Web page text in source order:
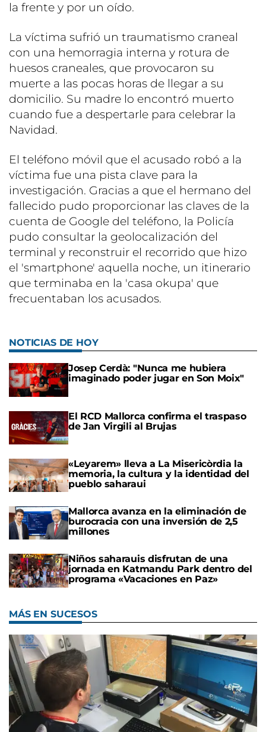
la frente y por un oído.
La víctima sufrió un traumatismo craneal
con una hemorragia interna y rotura de
huesos craneales, que provocaron su
muerte a las pocas horas de llegar a su
domicilio. Su madre lo encontró muerto
cuando fue a despertarle para celebrar la
Navidad.
El teléfono móvil que el acusado robó a la
víctima fue una pista clave para la
investigación. Gracias a que el hermano del
fallecido pudo proporcionar las claves de la
cuenta de Google del teléfono, la Policía
pudo consultar la geolocalización del
terminal y reconstruir el recorrido que hizo
el 'smartphone' aquella noche, un itinerario
que terminaba en la 'casa okupa' que
frecuentaban los acusados.
NOTICIAS DE HOY
Josep Cerdà: "Nunca me hubiera
imaginado poder jugar en Son Moix"
El RCD Mallorca confirma el traspaso
de Jan Virgili al Brujas
«Leyarem» lleva a La Misericòrdia la
memoria, la cultura y la identidad del
pueblo saharaui
Mallorca avanza en la eliminación de
burocracia con una inversión de 2,5
millones
Niños saharauis disfrutan de una
jornada en Katmandu Park dentro del
programa «Vacaciones en Paz»
MÁS EN SUCESOS